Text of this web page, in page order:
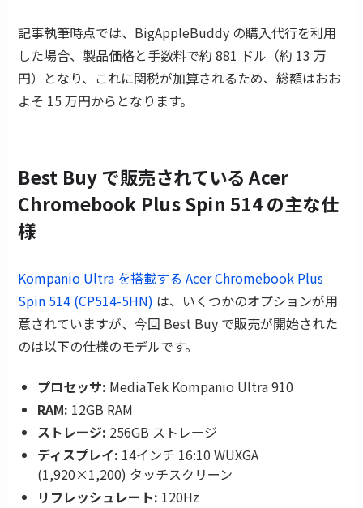
記事執筆時点では、BigAppleBuddy の購入代行を利用
した場合、製品価格と手数料で約 881 ドル（約 13 万
円）となり、これに関税が加算されるため、総額はおお
よそ 15 万円からとなります。
Best Buy で販売されている Acer
Chromebook Plus Spin 514 の主な仕
様
Kompanio Ultra を搭載する Acer Chromebook Plus
Spin 514 (CP514-5HN) は、いくつかのオプションが用
意されていますが、今回 Best Buy で販売が開始された
のは以下の仕様のモデルです。
プロセッサ: MediaTek Kompanio Ultra 910
RAM: 12GB RAM
ストレージ: 256GB ストレージ
ディスプレイ: 14インチ 16:10 WUXGA
(1,920×1,200) タッチスクリーン
リフレッシュレート: 120Hz